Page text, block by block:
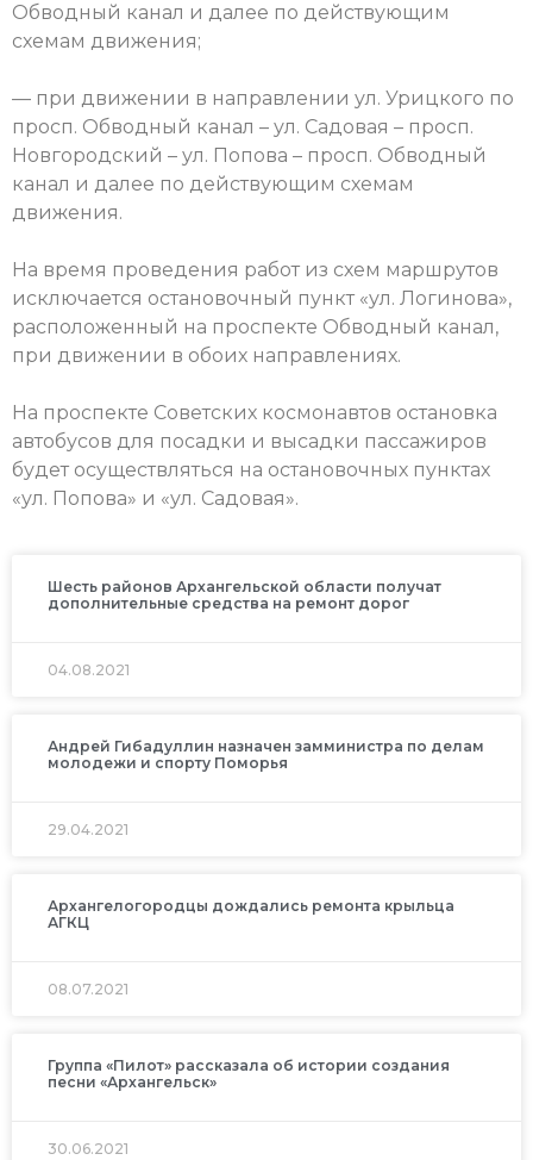
Обводный канал и далее по действующим
схемам движения;
— при движении в направлении ул. Урицкого по
просп. Обводный канал – ул. Садовая – просп.
Новгородский – ул. Попова – просп. Обводный
канал и далее по действующим схемам
движения.
На время проведения работ из схем маршрутов
исключается остановочный пункт «ул. Логинова»,
расположенный на проспекте Обводный канал,
при движении в обоих направлениях.
На проспекте Советских космонавтов остановка
автобусов для посадки и высадки пассажиров
будет осуществляться на остановочных пунктах
«ул. Попова» и «ул. Садовая».
Шесть районов Архангельской области получат
дополнительные средства на ремонт дорог
04.08.2021
Андрей Гибадуллин назначен замминистра по делам
молодежи и спорту Поморья
29.04.2021
Архангелогородцы дождались ремонта крыльца
АГКЦ
08.07.2021
Группа «Пилот» рассказала об истории создания
песни «Архангельск»
30.06.2021